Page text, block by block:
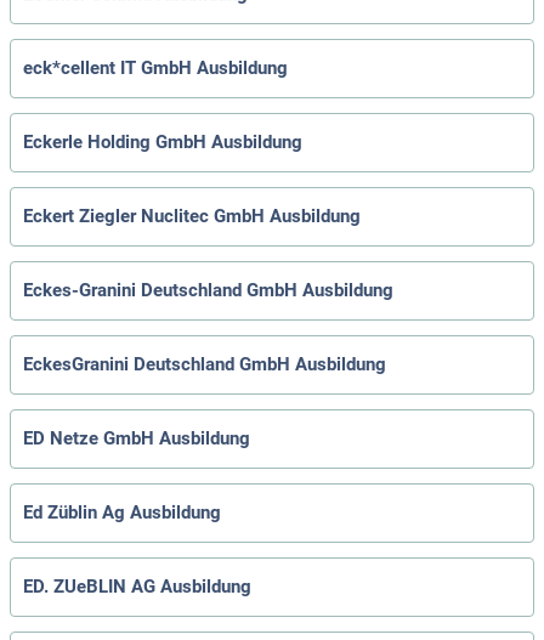
eck*cellent IT GmbH Ausbildung
Eckerle Holding GmbH Ausbildung
Eckert Ziegler Nuclitec GmbH Ausbildung
Eckes-Granini Deutschland GmbH Ausbildung
EckesGranini Deutschland GmbH Ausbildung
ED Netze GmbH Ausbildung
Ed Züblin Ag Ausbildung
ED. ZUeBLIN AG Ausbildung